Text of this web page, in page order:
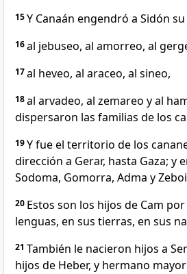
15Y Canaán engendró a Sidón
16al jebuseo, al amorreo, al
17al heveo, al araceo, al sineo,
18al arvadeo, al zemareo y al
dispersaron las familias de los
19Y fue el territorio de los
dirección a Gerar, hasta Gaza; y
Sodoma, Gomorra, Adma y
20 Estos son los hijos de Cam
lenguas, en sus tierras, en sus
21 También le nacieron hijos a
hijos de Heber, y hermano mayor